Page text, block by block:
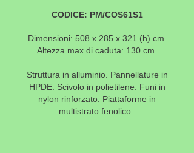
CODICE: PM/COS61S1
Dimensioni: 508 x 285 x 321 (h) cm.
Altezza max di caduta: 130 cm.
Struttura in alluminio. Pannellature in
HPDE. Scivolo in polietilene. Funi in
nylon rinforzato. Piattaforme in
multistrato fenolico.